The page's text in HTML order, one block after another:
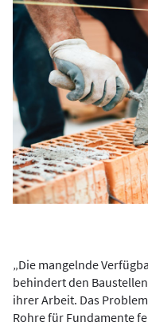
„Die mangelnde
behindert den
ihrer Arbeit. Das
Rohre für Fundamente